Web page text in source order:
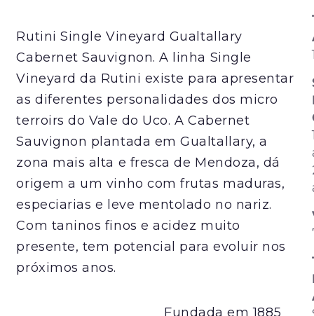
Rutini Single Vineyard Gualtallary
Cabernet Sauvignon. A linha Single
Vineyard da Rutini existe para apresentar
as diferentes personalidades dos micro
terroirs do Vale do Uco. A Cabernet
Sauvignon plantada em Gualtallary, a
zona mais alta e fresca de Mendoza, dá
origem a um vinho com frutas maduras,
especiarias e leve mentolado no nariz.
Com taninos finos e acidez muito
presente, tem potencial para evoluir nos
próximos anos.
Fundada em 1885